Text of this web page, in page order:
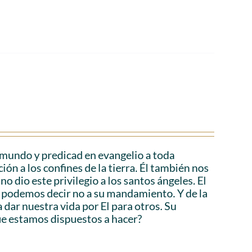
y predicad en evangelio a toda
a los confines de la tierra. Él también nos
dio este privilegio a los santos ángeles. El
decir no a su mandamiento. Y de la
nuestra vida por El para otros. Su
estamos dispuestos a hacer?